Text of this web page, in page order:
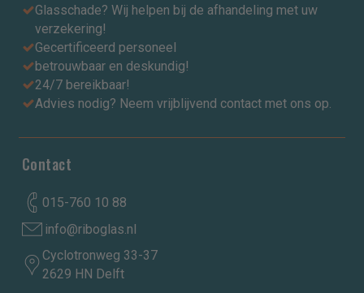
Glasschade? Wij helpen bij de afhandeling met uw
verzekering!
Gecertificeerd personeel
betrouwbaar en deskundig!
24/7 bereikbaar!
Advies nodig? Neem vrijblijvend contact met ons op.
Contact
015-760 10 88
info@riboglas.nl
Cyclotronweg 33-37
2629 HN Delft